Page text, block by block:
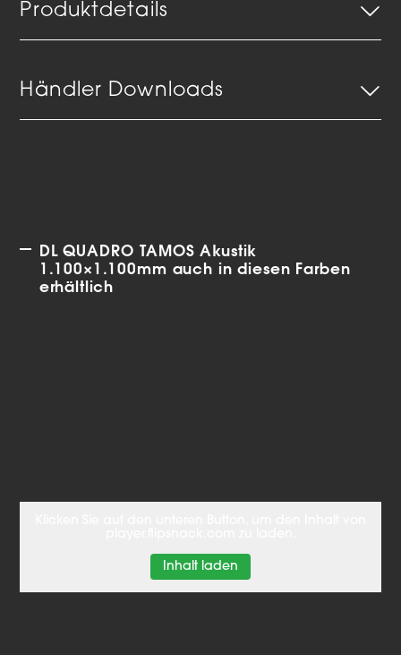
Produktdetails
Händler Downloads
DL QUADRO TAMOS Akustik
1.100×1.100mm auch in diesen Farben
erhältlich
Inhalt laden